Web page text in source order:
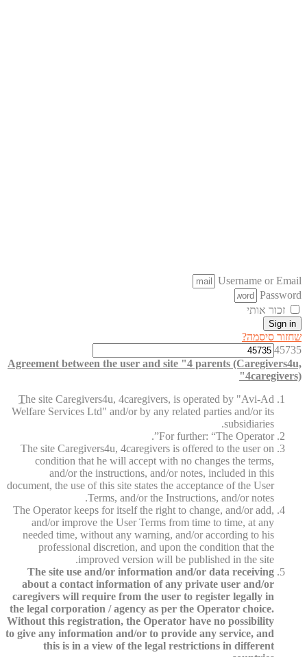
Username or Email
Password
זכור אותי
Sign in
שחזור סיסמה?
45735
Agreement between the user and site "4 parents (Caregivers4u,
4caregivers)"
The site Caregivers4u, 4caregivers, is operated by "Avi-Ad
Welfare Services Ltd" and/or by any related parties and/or its
subsidiaries.
For further: “The Operator”.
The site Caregivers4u, 4caregivers is offered to the user on
condition that he will accept with no changes the terms,
and/or the instructions, and/or notes, included in this
document, the use of this site states the acceptance of the User
Terms, and/or the Instructions, and/or notes.
The Operator keeps for itself the right to change, and/or add,
and/or improve the User Terms from time to time, at any
needed time, without any warning, and/or according to his
professional discretion, and upon the condition that the
improved version will be published in the site.
The site use and/or information and/or data receiving
about a contact information of any private user and/or
caregivers will require from the user to register legally in
the legal corporation / agency as per the Operator choice.
Without this registration, the Operator have no possibility
to give any information and/or to provide any service, and
this is in a view of the legal restrictions in different